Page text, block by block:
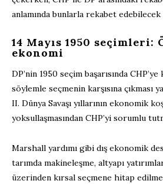
anlamında bunlarla rekabet
14 Mayıs 1950 seçimleri:
ekonomi
DP’nin 1950 seçim başarısında
söylemle seçmenin karşısına çıkması
II. Dünya Savaşı yıllarının ekonomik
yoksullaşmasından CHP’yi sorumlu
Marshall yardımı gibi dış ekonomik
tarımda makineleşme, altyapı
üzerinden kırsal seçmene hitap